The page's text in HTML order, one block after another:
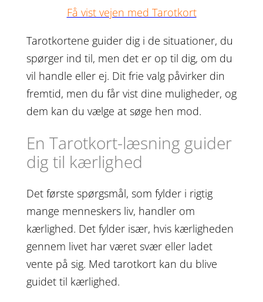
Få vist vejen med Tarotkort
Tarotkortene guider dig i de situationer, du
spørger ind til, men det er op til dig, om du
vil handle eller ej. Dit frie valg påvirker din
fremtid, men du får vist dine muligheder, og
dem kan du vælge at søge hen mod.
En Tarotkort-læsning guider
dig til kærlighed
Det første spørgsmål, som fylder i rigtig
mange menneskers liv, handler om
kærlighed. Det fylder især, hvis kærligheden
gennem livet har været svær eller ladet
vente på sig. Med tarotkort kan du blive
guidet til kærlighed.